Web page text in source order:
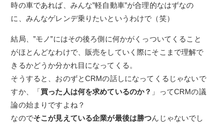
時の車であれば、みんな”軽自動車”が合理的なはずなの
に、みんなゲレンデ乗りたいというわけで（笑）
結局、”モノ”にはその後ろ側に何かがくっついてくること
がほとんどなわけで、販売をしていく際にそこまで理解で
きるかどうか分かれ目になってくる。
そうすると、おのずとCRMの話しになってくるじゃないで
すか、「買った人は何を求めているのか？ 」ってCRMの議
論の始まりですよね？
なのでそこが見えている企業が最後は勝つんじゃないでし